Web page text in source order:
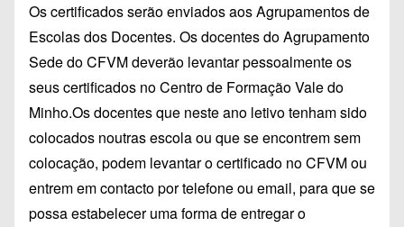
Os certificados serão enviados aos Agrupamentos de
Escolas dos Docentes. Os docentes do Agrupamento
Sede do CFVM deverão levantar pessoalmente os
seus certificados no Centro de Formação Vale do
Minho.Os docentes que neste ano letivo tenham sido
colocados noutras escola ou que se encontrem sem
colocação, podem levantar o certificado no CFVM ou
entrem em contacto por telefone ou email, para que se
possa estabelecer uma forma de entregar o